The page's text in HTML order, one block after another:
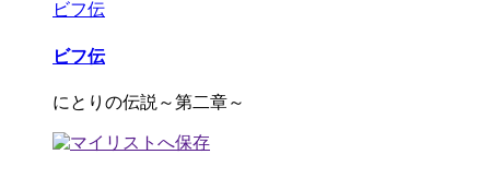
ビフ伝
ビフ伝
にとりの伝説～第二章～